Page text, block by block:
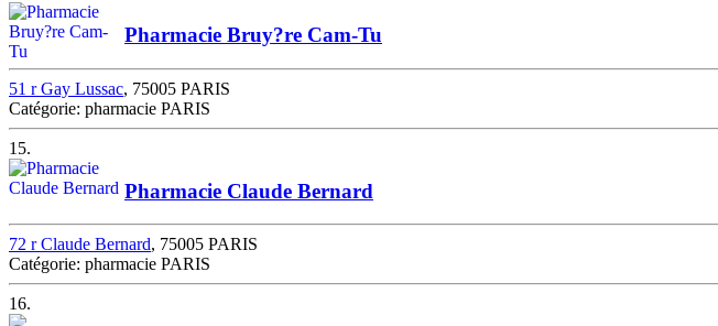
Pharmacie Bruy?re Cam-Tu
51 r Gay Lussac, 75005 PARIS
Catégorie: pharmacie PARIS
15.
Pharmacie Claude Bernard
72 r Claude Bernard, 75005 PARIS
Catégorie: pharmacie PARIS
16.